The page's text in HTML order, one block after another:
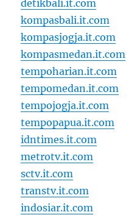
detikbali.it.com
kompasbali.it.com
kompasjogja.it.com
kompasmedan.it.com
tempoharian.it.com
tempomedan.it.com
tempojogja.it.com
tempopapua.it.com
idntimes.it.com
metrotv.it.com
sctv.it.com
transtv.it.com
indosiar.it.com